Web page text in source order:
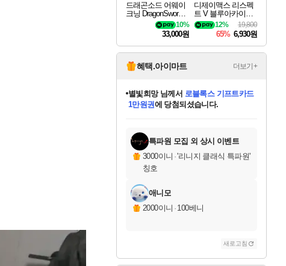
드래곤소드 어웨이
크닝 DragonSword A
10%
33,000원
디제이맥스 리스펙
트 V 블루아카이브
팩 DJMAX RESPE
CT V Blue Archive P
ack DLC
19,800
12%
65% 6,930원
혜택.아이마트 더보기+
교환.
당첨되셨습니다.
당첨되셨습니다.
당첨되셨습니다.
별빛희망님께서 로블록스 기프트카드
1만원권에 당첨되셨습니다.
당첨되셨습니다.
당첨되셨습니다.
당첨되셨습니다.
당첨되셨습니다.
에디션 (스팀코드)를 교환.
당첨되셨습니다.
특파원 모집 외 상시 이벤트
3000이니 ·'리니지 클래식 특파원'
칭호
애니모
2000이니 · 100베니
새로고침